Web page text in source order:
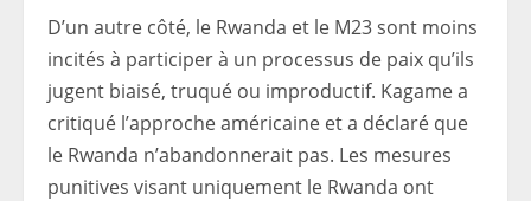
D’un autre côté, le Rwanda et le M23 sont moins
incités à participer à un processus de paix qu’ils
jugent biaisé, truqué ou improductif. Kagame a
critiqué l’approche américaine et a déclaré que
le Rwanda n’abandonnerait pas. Les mesures
punitives visant uniquement le Rwanda ont